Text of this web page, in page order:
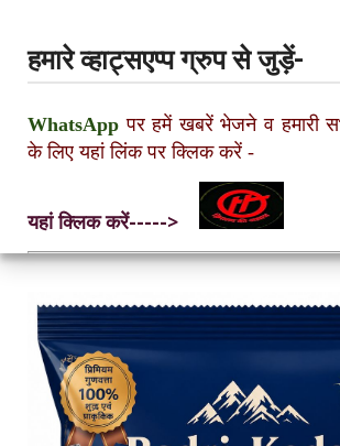
हमारे व्हाट्सएप्प ग्रुप से जुड़ें-
WhatsApp पर हमें खबरें भेजने व हमारी
के लिए यहां लिंक पर क्लिक करें -
यहां क्लिक करें----->